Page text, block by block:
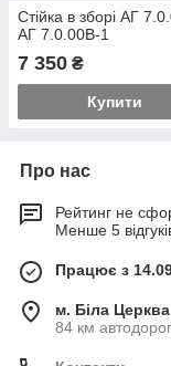
Стійка в зборі АГ
АГ 7.0.00В-1
7 350 ₴
Купити
Про нас
Рейтинг не
Менше 5
Працює з
м. Біла Церква
84 км